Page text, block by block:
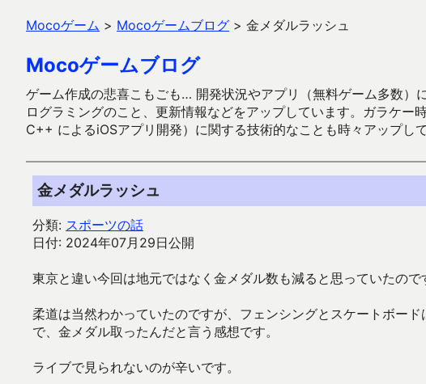
Mocoゲーム > Mocoゲームブログ > 金メダルラッシュ
Mocoゲームブログ
ゲーム作成の悲喜こもごも… 開発状況やアプリ（無料ゲーム多数
ログラミングのこと、更新情報などをアップしています。ガラケ
C++ によるiOSアプリ開発）に関する技術的なことも時々アップして
金メダルラッシュ
分類: スポーツの話
日付: 2024年07月29日公開
東京と違い今回は地元ではなく金メダル数も減ると思っていたので
柔道は当然わかっていたのですが、フェンシングとスケートボー
で、金メダル取ったんだと言う感想です。
ライブで見られないのが辛いです。